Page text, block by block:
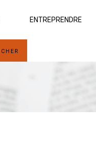
ENTREPRENDRE